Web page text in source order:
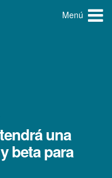
Menú
una
beta para